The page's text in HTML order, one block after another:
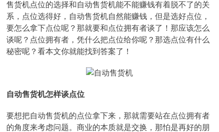
售货机点位的选择和自动售货机能不能赚钱有着脱不了的关
系，点位选得好，自动售货机自然能赚钱，但是选好点位，
要怎么拿下点位呢？那就要和点位拥有者谈了！那应该怎么
谈呢？点位拥有者，凭什么把点位给你呢？那选点位有什么
秘密呢？看本文你就能找到答案了！
自动售货机怎样谈点位
要想把自动售货机的点位拿下来，那就需要站在点位拥有者
的角度来考虑问题。商业的本质就是交换，那怕是再好的朋